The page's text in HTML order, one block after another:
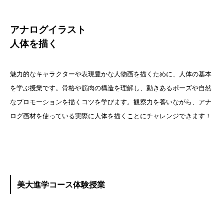
アナログイラスト
人体を描く
魅力的なキャラクターや表現豊かな人物画を描くために、人体の基本
を学ぶ授業です。骨格や筋肉の構造を理解し、動きあるポーズや自然
なプロモーションを描くコツを学びます。観察力を養いながら、アナ
ログ画材を使っている実際に人体を描くことにチャレンジできます！
美大進学コース体験授業